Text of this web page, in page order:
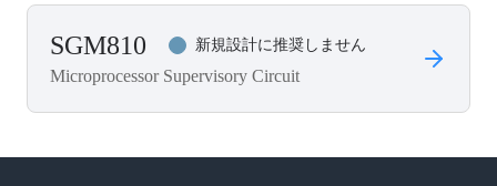
SGM810 新規設計に推奨しません
Microprocessor Supervisory Circuit